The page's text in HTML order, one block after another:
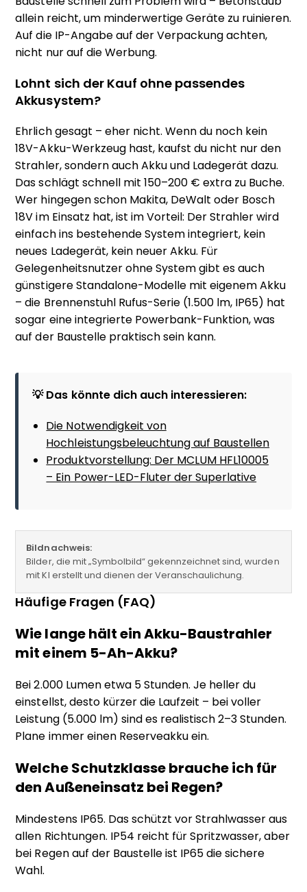
allein reicht, um minderwertige Geräte zu ruinieren.
Auf die IP-Angabe auf der Verpackung achten,
nicht nur auf die Werbung.
Lohnt sich der Kauf ohne passendes
Akkusystem?
Ehrlich gesagt – eher nicht. Wenn du noch kein
18V-Akku-Werkzeug hast, kaufst du nicht nur den
Strahler, sondern auch Akku und Ladegerät dazu.
Das schlägt schnell mit 150–200 € extra zu Buche.
Wer hingegen schon Makita, DeWalt oder Bosch
18V im Einsatz hat, ist im Vorteil: Der Strahler wird
einfach ins bestehende System integriert, kein
neues Ladegerät, kein neuer Akku. Für
Gelegenheitsnutzer ohne System gibt es auch
günstigere Standalone-Modelle mit eigenem Akku
– die Brennenstuhl Rufus-Serie (1.500 lm, IP65) hat
sogar eine integrierte Powerbank-Funktion, was
auf der Baustelle praktisch sein kann.
💡 Das könnte dich auch interessieren:
Die Notwendigkeit von
Hochleistungsbeleuchtung auf Baustellen
Produktvorstellung: Der MCLUM HFL10005
– Ein Power-LED-Fluter der Superlative
Bildnachweis:
Bilder, die mit „Symbolbild“ gekennzeichnet sind, wurden
mit KI erstellt und dienen der Veranschaulichung.
Häufige Fragen (FAQ)
Wie lange hält ein Akku-Baustrahler
mit einem 5-Ah-Akku?
Bei 2.000 Lumen etwa 5 Stunden. Je heller du
einstellst, desto kürzer die Laufzeit – bei voller
Leistung (5.000 lm) sind es realistisch 2–3 Stunden.
Plane immer einen Reserveakku ein.
Welche Schutzklasse brauche ich für
den Außeneinsatz bei Regen?
Mindestens IP65. Das schützt vor Strahlwasser aus
allen Richtungen. IP54 reicht für Spritzwasser, aber
bei Regen auf der Baustelle ist IP65 die sichere
Wahl.